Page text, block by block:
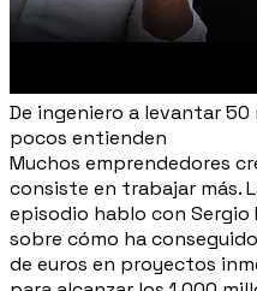
De ingeniero a levantar
pocos entienden
Muchos emprendedores
consiste en trabajar más.
episodio hablo con Sergio
sobre cómo ha
de euros en proyectos